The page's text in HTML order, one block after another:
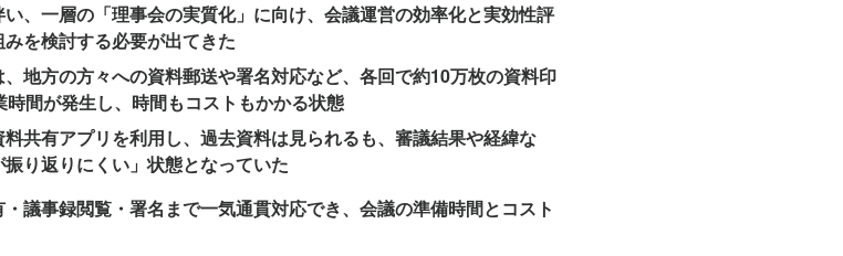
、一層の「理事会の実質化」に向け、会議運営の効率化と実効性評
を検討する必要が出てきた
地方の方々への資料郵送や署名対応など、各回で約10万枚の資料印
間が発生し、時間もコストもかかる状態
共有アプリを利用し、過去資料は見られるも、審議結果や経緯な
り返りにくい」状態となっていた
議事録閲覧・署名まで一気通貫対応でき、会議の準備時間とコスト